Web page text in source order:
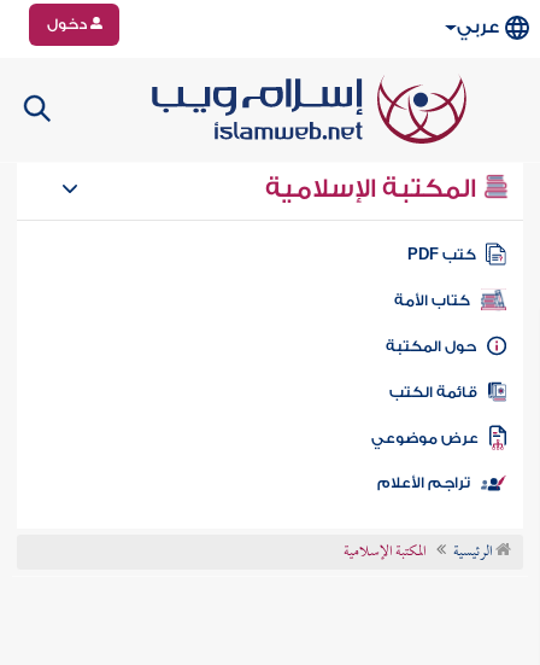
عربي دخول
المكتبة الإسلامية
كتب PDF
كتاب الأمة
المكتبة
الكتب
موضوعي
تراجم الأعلام
الرئيسية المكتبة الإسلامية